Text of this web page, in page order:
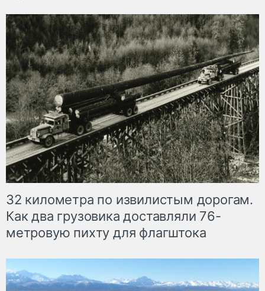
32 километра по извилистым дорогам.
Как два грузовика доставляли 76-
метровую пихту для флагштока